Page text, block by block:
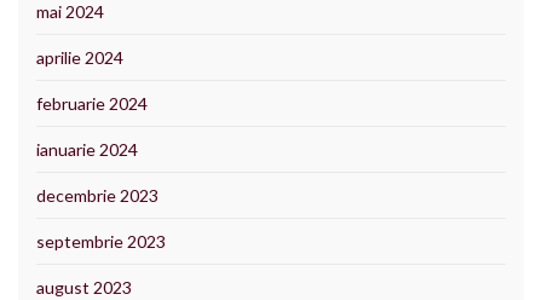
mai 2024
aprilie 2024
februarie 2024
ianuarie 2024
decembrie 2023
septembrie 2023
august 2023